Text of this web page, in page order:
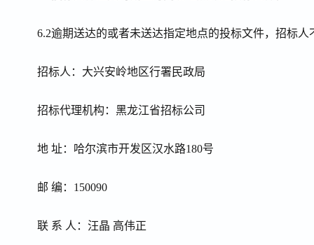
6.2逾期送达的或者未送达指定地点的投标文件，招标人
招标人：大兴安岭地区行署民政局
招标代理机构：黑龙江省招标公司
地 址：哈尔滨市开发区汉水路180号
邮 编： 150090
联 系 人：汪晶 高伟正